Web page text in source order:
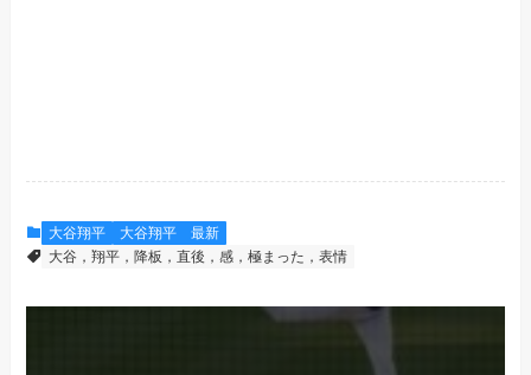
大谷翔平
大谷翔平 最新
大谷，翔平，降板，直後，感，極まった，表情